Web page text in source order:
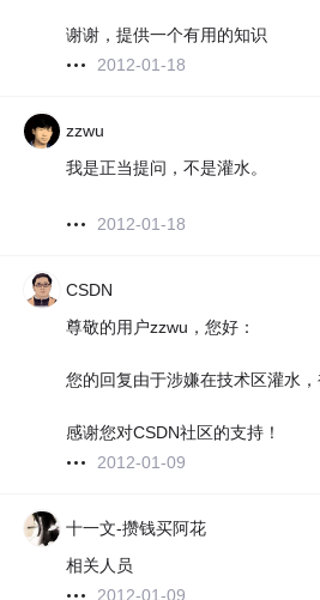
谢谢，提供一个有用的知识
2012-01-18
zzwu
我是正当提问，不是灌水。
2012-01-18
CSDN
尊敬的用户zzwu，您好：
您的回复由于涉嫌在技术区灌水，
感谢您对CSDN社区的支持！
2012-01-09
十一文-攒钱买阿花
相关人员
2012-01-09